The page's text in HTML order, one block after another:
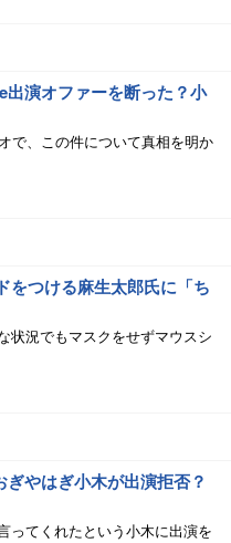
演オファーを断った？小
で、この件について真相を明か
をつける麻生太郎氏に「ち
状況でもマスクをせずマウスシ
やはぎ小木が出演拒否？
ってくれたという小木に出演を